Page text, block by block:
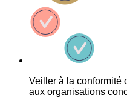
Veiller à la conformité
aux organisations